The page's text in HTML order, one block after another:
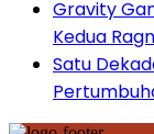
Gravity
Kedua
Satu